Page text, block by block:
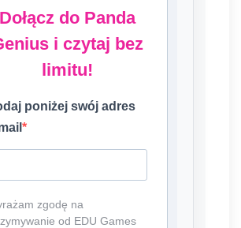
Dołącz do Panda
i czytaj bez
limitu!
poniżej swój adres
zgodę na
od EDU Games